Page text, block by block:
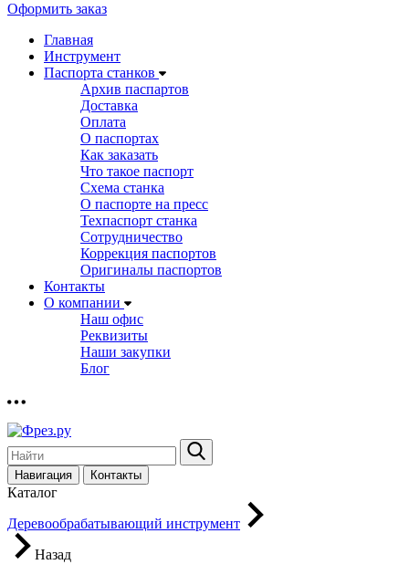
Оформить заказ
Главная
Инструмент
Паспорта станков
Архив паспартов
Доставка
Оплата
О паспортах
Как заказать
Что такое паспорт
Схема станка
О паспорте на пресс
Техпаспорт станка
Сотрудничество
Коррекция паспортов
Оригиналы паспортов
Контакты
О компании
Наш офис
Реквизиты
Наши закупки
Блог
Навигация Контакты
Каталог
Деревообрабатывающий инструмент
Назад